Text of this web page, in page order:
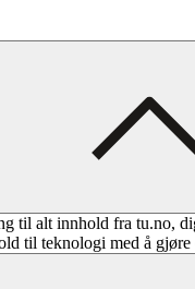
til alt innhold fra tu.no,
til teknologi med å